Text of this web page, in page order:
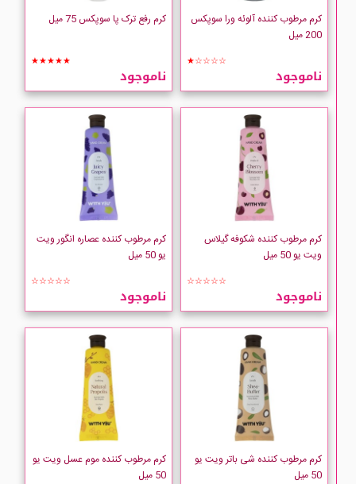
ACM
Adessa
ADRA
arcaya
ARDENE
ATRAGIN
AVENE
Be3
Bernard Cassiere
کرم مرطوب کننده آلوئه ورا سوپکس
200 میل
★☆☆☆☆
ناموجود
کرم رفع ترک پا سوپکس 75 میل
★★★★★
ناموجود
کرم مرطوب کننده شکوفه گیلاس
ویت یو 50 میل
☆☆☆☆☆
ناموجود
کرم مرطوب کننده عصاره انگور ویت
یو 50 میل
☆☆☆☆☆
ناموجود
کرم مرطوب کننده شی باتر ویت یو
50 میل
کرم مرطوب کننده موم عسل ویت یو
50 میل